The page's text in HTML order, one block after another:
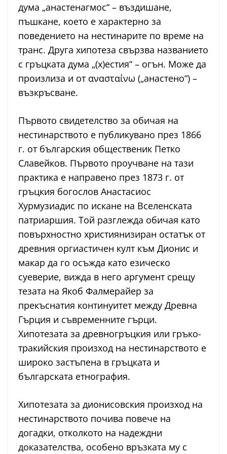
дума „анастенагмос“ – въздишане,
пъшкане, което е характерно за
поведението на нестинарите по време на
транс. Друга хипотеза свързва названието
с гръцката дума „(х)естия“ – огън. Може да
произлиза и от ανασταίνω („анастено“) –
възкръсване.
Първото свидетелство за обичая на
нестинарството е публикувано през 1866
г. от българския общественик Петко
Славейков. Първото проучване на тази
практика е направено през 1873 г. от
гръцкия богослов Анастасиос
Хурмузиадис по искане на Вселенската
патриаршия. Той разглежда обичая като
повърхностно християнизиран остатък от
древния оргиастичен култ към Дионис и
макар да го осъжда като езическо
суеверие, вижда в него аргумент срещу
тезата на Якоб Фалмерайер за
прекъснатия континуитет между Древна
Гърция и съвременните гърци.
Хипотезата за древногръцкия или гръко-
тракийския произход на нестинарството е
широко застъпена в гръцката и
българската етнография.
Хипотезата за дионисовския произход на
нестинарството почива повече на
догадки, отколкото на надеждни
доказателства, особено връзката му с